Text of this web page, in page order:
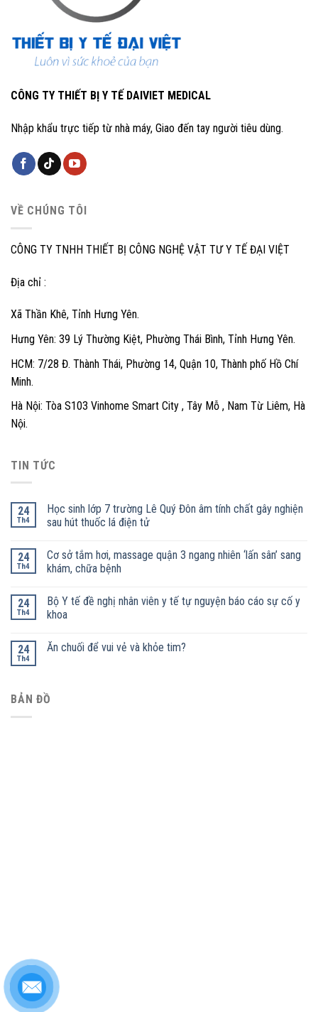
CÔNG TY THIẾT BỊ Y TẾ DAIVIET MEDICAL
Nhập khẩu trực tiếp từ nhà máy, Giao đến tay người tiêu dùng.
VỀ CHÚNG TÔI
CÔNG TY TNHH THIẾT BỊ CÔNG NGHỆ VẬT TƯ Y TẾ ĐẠI VIỆT
Địa chỉ :
Xã Thần Khê, Tỉnh Hưng Yên.
Hưng Yên: 39 Lý Thường Kiệt, Phường Thái Bình, Tỉnh Hưng Yên.
HCM: 7/28 Đ. Thành Thái, Phường 14, Quận 10, Thành phố Hồ Chí
Minh.
Hà Nội: Tòa S103 Vinhome Smart City , Tây Mỗ , Nam Từ Liêm, Hà
Nội.
TIN TỨC
24
Th4
Học sinh lớp 7 trường Lê Quý Đôn âm tính chất gây nghiện
sau hút thuốc lá điện tử
24
Th4
Cơ sở tắm hơi, massage quận 3 ngang nhiên ‘lấn sân’ sang
khám, chữa bệnh
24
Th4
Bộ Y tế đề nghị nhân viên y tế tự nguyện báo cáo sự cố y
khoa
24
Th4
Ăn chuối để vui vẻ và khỏe tim?
BẢN ĐỒ